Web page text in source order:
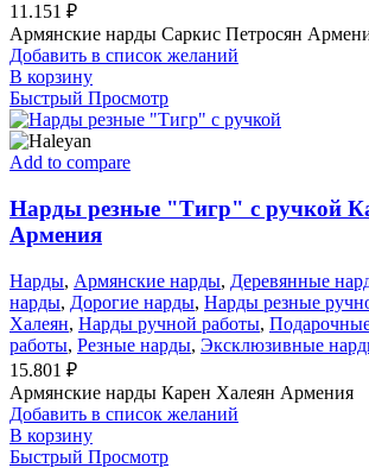
11.151 ₽
Армянские нарды Саркис Петросян
Добавить в список желаний
В корзину
Быстрый Просмотр
Add to compare
Нарды резные "Тигр" с ручкой
Армения
Нарды, Армянские нарды, Деревянные
нарды, Дорогие нарды, Нарды резные
Халеян, Нарды ручной работы,
работы, Резные нарды, Эксклюзивные
15.801 ₽
Армянские нарды Карен Халеян Армения
Добавить в список желаний
В корзину
Быстрый Просмотр